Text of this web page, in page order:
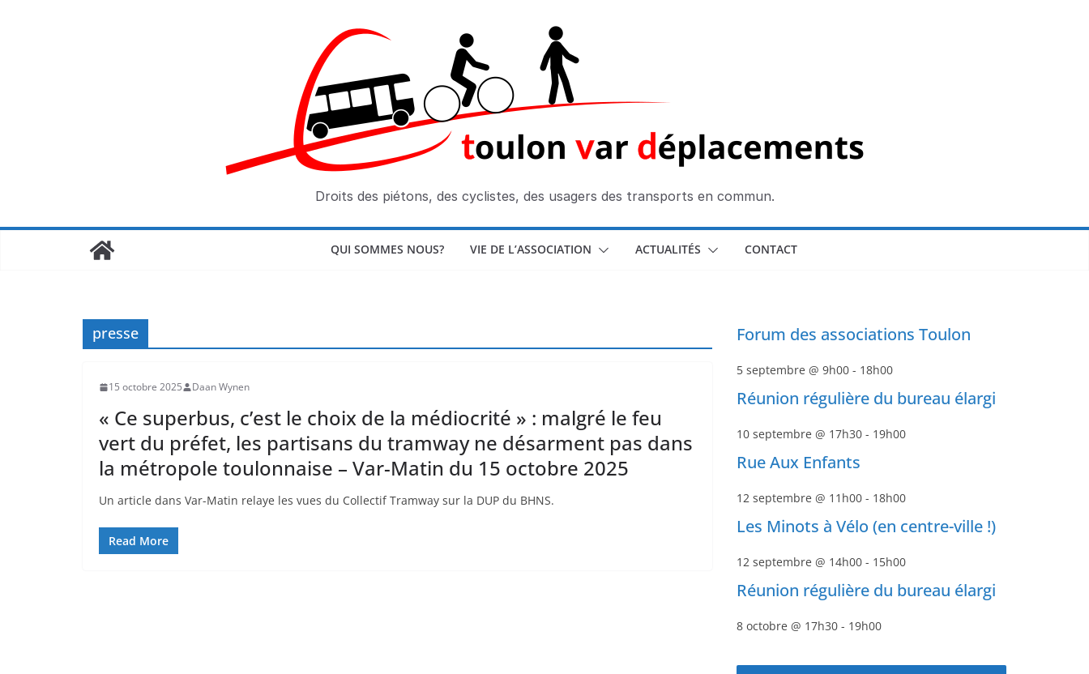
Droits des piétons, des cyclistes, des usagers des transports en commun.
QUI SOMMES NOUS? VIE DE L’ASSOCIATION ACTUALITÉS CONTACT
presse
15 octobre 2025 Daan Wynen
« Ce superbus, c’est le choix de la médiocrité » : malgré le feu
vert du préfet, les partisans du tramway ne désarment pas dans
la métropole toulonnaise – Var-Matin du 15 octobre 2025
Un article dans Var-Matin relaye les vues du Collectif Tramway sur la DUP du BHNS.
Read More
Forum des associations Toulon
5 septembre @ 9h00 - 18h00
Réunion régulière du bureau élargi
10 septembre @ 17h30 - 19h00
Rue Aux Enfants
12 septembre @ 11h00 - 18h00
Les Minots à Vélo (en centre-ville !)
12 septembre @ 14h00 - 15h00
Réunion régulière du bureau élargi
8 octobre @ 17h30 - 19h00